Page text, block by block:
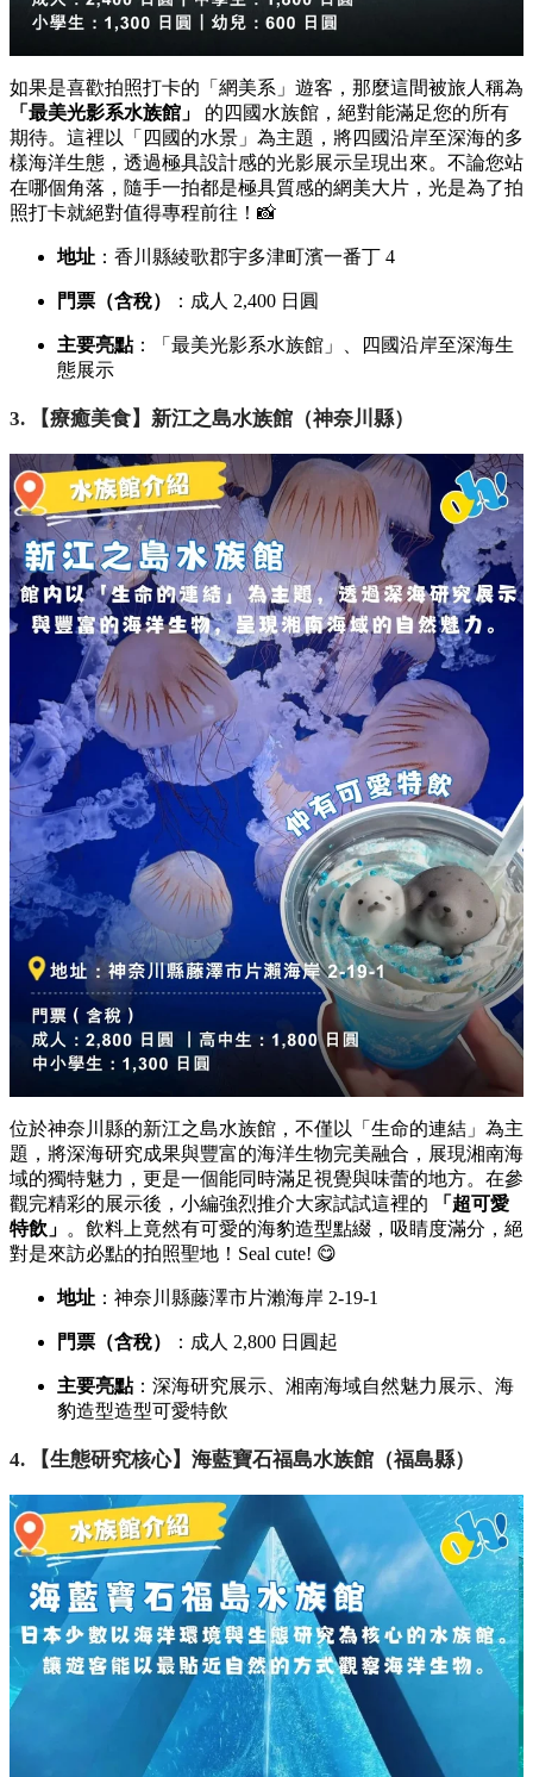
如果是喜歡拍照打卡的「網美系」遊客， 那麼這間被旅人稱為
「最美光影系水族館」
的四國水族館， 絕對能滿足您的所有
期待。 這裡以「四國的水景」為主題， 將四國沿岸至深海的多
樣海洋生態， 透過極具設計感的光影展示呈現出來。 不論您站
在哪個角落， 隨手一拍都是極具質感的網美大片， 光是為了拍
照打卡就絕對值得專程前往！📸
地址 ：香川縣綾歌郡宇多津町濱一番丁 4
門票（含稅） ：成人 2,400 日圓
主要亮點：「最美光影系水族館」、
四國沿岸至深海生
態展示
3. 【療癒美食】新江之島水族館（神奈川縣）
位於神奈川縣的新江之島水族館， 不僅以「生命的連結」為主
題， 將深海研究成果與豐富的海洋生物完美融合， 展現湘南海
域的獨特魅力， 更是一個能同時滿足視覺與味蕾的地方。 在參
觀完精彩的展示後， 小編強烈推介大家試試這裡的
「超可愛
特飲」 。 飲料上竟然有可愛的海豹造型點綴， 吸睛度滿分， 絕
對是來訪必點的拍照聖地！Seal cute! 😋
地址 ：神奈川縣藤澤市片瀨海岸 2-19-1
門票（含稅） ：成人 2,800 日圓起
主要亮點：深海研究展示、 湘南海域自然魅力展示、 海
豹造型造型可愛特飲
4. 【生態研究核心】海藍寶石福島水族館（福島縣）